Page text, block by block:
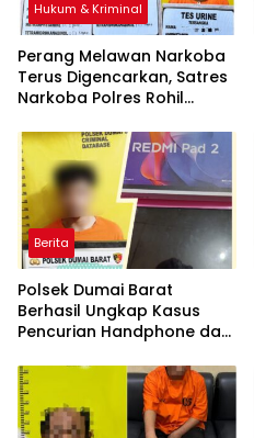
Hukum & Kriminal
Perang Melawan Narkoba
Terus Digencarkan, Satres
Narkoba Polres Rohil
Sita Sejumlah Barang Bukti
Berita
Polsek Dumai Barat
Berhasil Ungkap Kasus
Pencurian Handphone dan